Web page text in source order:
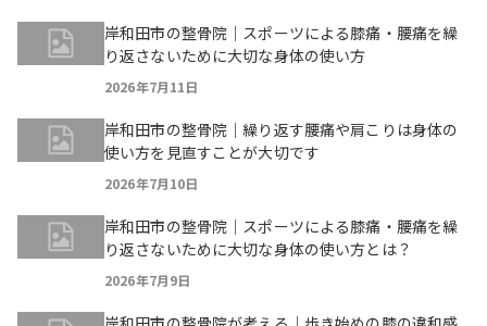
岸和田市の整骨院｜スポーツによる膝痛・腰痛を繰
り返さないために大切な身体の使い方
2026年7月11日
岸和田市の整骨院｜繰り返す腰痛や肩こりは身体の
使い方を見直すことが大切です
2026年7月10日
岸和田市の整骨院｜スポーツによる膝痛・腰痛を繰
り返さないために大切な身体の使い方とは？
2026年7月9日